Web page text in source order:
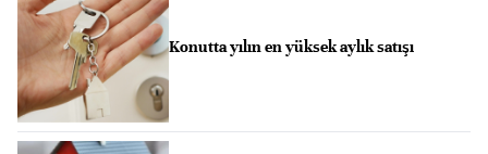
Konutta yılın en yüksek aylık satışı